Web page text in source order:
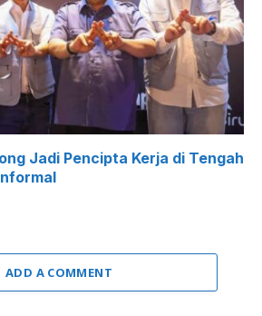
Jadi Pencipta Kerja di Tengah
ADD A COMMENT